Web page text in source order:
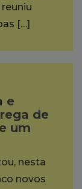
[…]
e
de
um
nesta
novos